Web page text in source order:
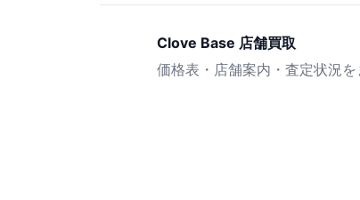
Clove Base 店舗買取
価格表・店舗案内・査定状況を